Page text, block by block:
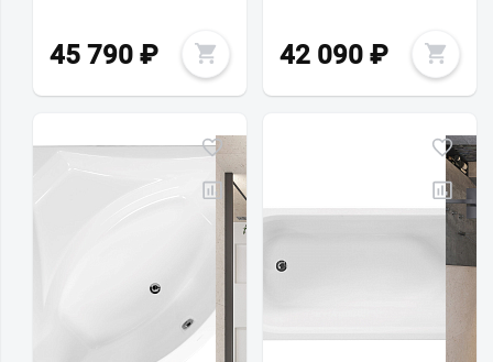
45 790 ₽ 42 090 ₽